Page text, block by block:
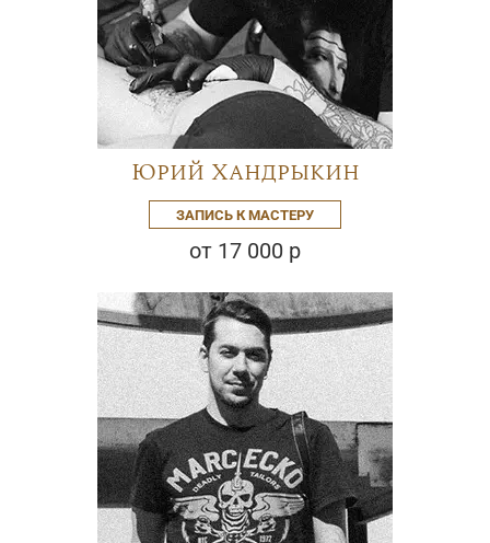
Юрий Хандрыкин
ЗАПИСЬ К МАСТЕРУ
от 17 000 р